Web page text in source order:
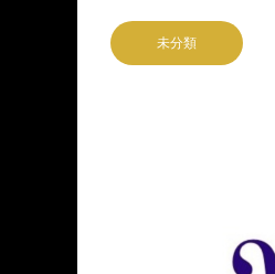
未分類